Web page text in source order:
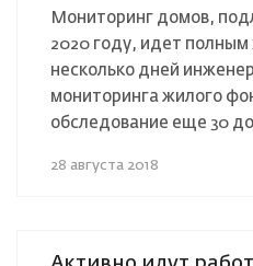
Мониторинг домов,
2020 году, идет
несколько дней
мониторинга жилого
обследование еще 30
28 августа 2018